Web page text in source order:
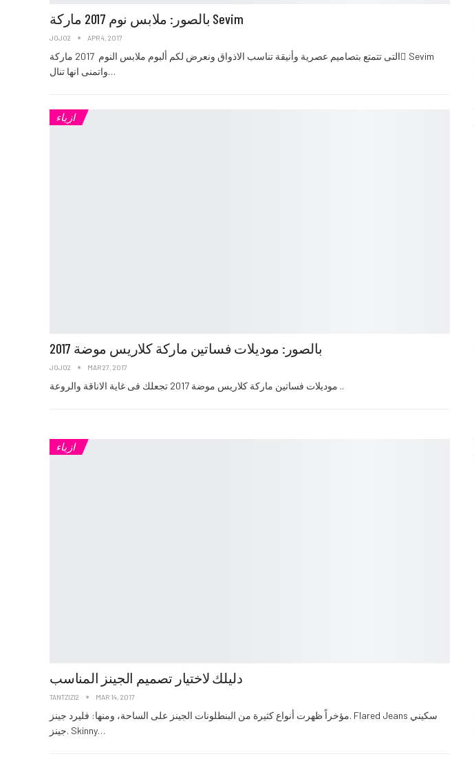
بالصور: ملابس نوم 2017 ماركة Sevim
JOJO2 APR 4, 2017
التى تتمتع بتصاميم عصرية وأنيقة تناسب الاذواق ونعرض لكم ألبوم ملابس النوم 2017 ماركة ٍSevim
واتمنى انها تنال…
ازياء
بالصور: موديلات فساتين ماركة كلاريس موضة 2017
JOJO2 MAR 27, 2017
موديلات فساتين ماركة كلاريس موضة 2017 تجعلك فى غاية الاناقة والروعة ..
ازياء
دليلك لاختيار تصميم الجينز المناسب
TANTZIZI2 MAR 14, 2017
مؤخراً ظهرت أنواع كثيرة من البنطلونات الجينز على الساحة، ومنها: فليرد جينز. Flared Jeans سكيني
جينز. Skinny…